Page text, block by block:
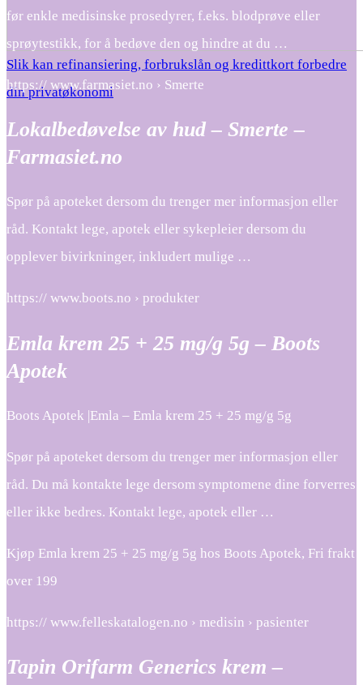
Slik kan refinansiering, forbrukslån og kredittkort forbedre
din privatøkonomi
før enkle medisinske prosedyrer, f.eks. blodprøve eller
sprøytestikk, for å bedøve den og hindre at du …
https:// www.farmasiet.no › Smerte
Lokalbedøvelse av hud – Smerte –
Farmasiet.no
Spør på apoteket dersom du trenger mer informasjon eller
råd. Kontakt lege, apotek eller sykepleier dersom du
opplever bivirkninger, inkludert mulige …
https:// www.boots.no › produkter
Emla krem 25 + 25 mg/g 5g – Boots
Apotek
Boots Apotek |Emla – Emla krem 25 + 25 mg/g 5g
Spør på apoteket dersom du trenger mer informasjon eller
råd. Du må kontakte lege dersom symptomene dine forverres
eller ikke bedres. Kontakt lege, apotek eller …
Kjøp Emla krem 25 + 25 mg/g 5g hos Boots Apotek, Fri frakt
over 199
https:// www.felleskatalogen.no › medisin › pasienter
Tapin Orifarm Generics krem –